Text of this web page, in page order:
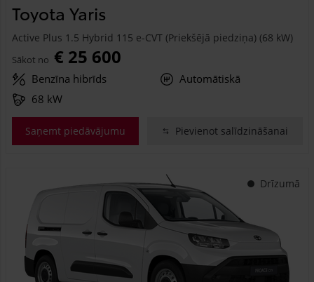
Toyota Yaris
Active Plus 1.5 Hybrid 115 e-CVT (Priekšējā piedziņa) (68 kW)
Sākot no € 25 600
Benzīna hibrīds
Automātiskā
68 kW
Saņemt piedāvājumu Pievienot salīdzināšanai
Drīzumā